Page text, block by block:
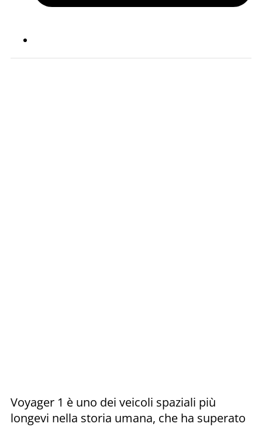
Voyager 1 è uno dei veicoli spaziali più
longevi nella storia umana, che ha superato